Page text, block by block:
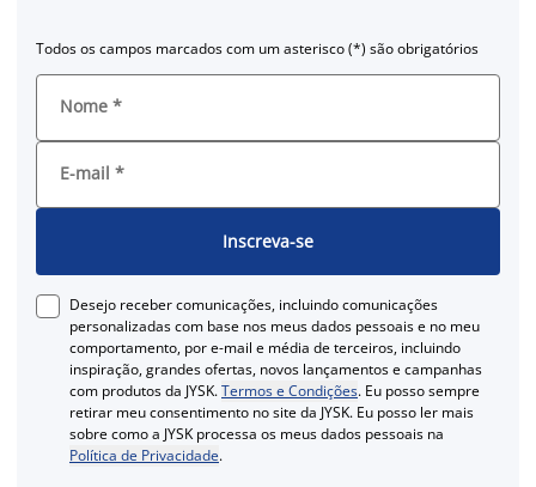
Todos os campos marcados com um asterisco (*) são obrigatórios
Nome *
E-mail *
Inscreva-se
Desejo receber comunicações, incluindo comunicações
personalizadas com base nos meus dados pessoais e no meu
comportamento, por e-mail e média de terceiros, incluindo
inspiração, grandes ofertas, novos lançamentos e campanhas
com produtos da JYSK.Termos e Condições. Eu posso sempre
retirar meu consentimento no site da JYSK. Eu posso ler mais
sobre como a JYSK processa os meus dados pessoais na
Política de Privacidade.